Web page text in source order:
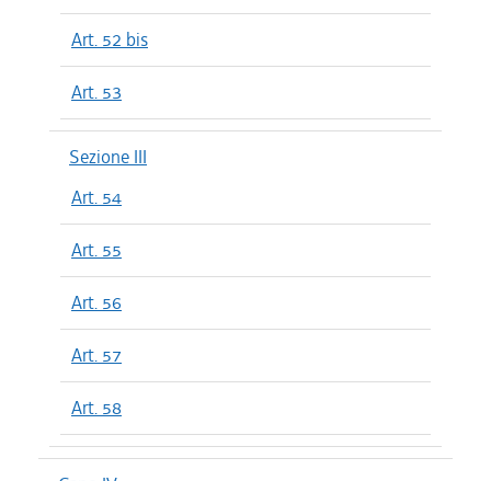
Art. 52 bis
Art. 53
Sezione III
Art. 54
Art. 55
Art. 56
Art. 57
Art. 58